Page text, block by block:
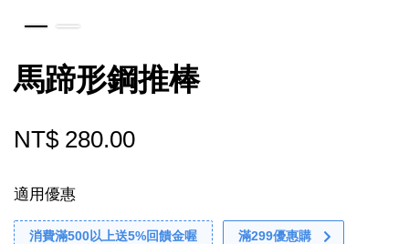
馬蹄形鋼推棒
NT$ 280.00
適用優惠
消費滿500以上送5%回饋金喔 滿299優惠購